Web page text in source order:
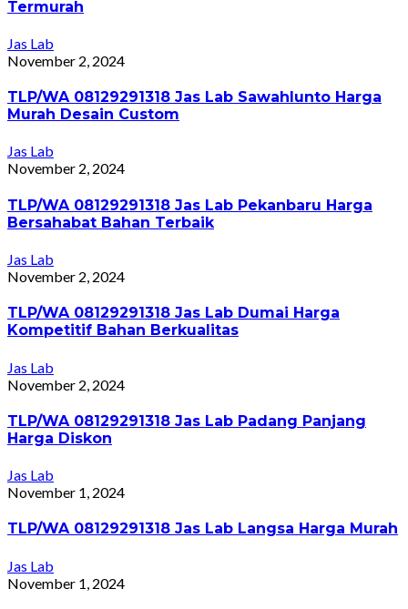
Termurah
Jas Lab
November 2, 2024
TLP/WA 08129291318 Jas Lab Sawahlunto Harga
Murah Desain Custom
Jas Lab
November 2, 2024
TLP/WA 08129291318 Jas Lab Pekanbaru Harga
Bersahabat Bahan Terbaik
Jas Lab
November 2, 2024
TLP/WA 08129291318 Jas Lab Dumai Harga
Kompetitif Bahan Berkualitas
Jas Lab
November 2, 2024
TLP/WA 08129291318 Jas Lab Padang Panjang
Harga Diskon
Jas Lab
November 1, 2024
TLP/WA 08129291318 Jas Lab Langsa Harga Murah
Jas Lab
November 1, 2024